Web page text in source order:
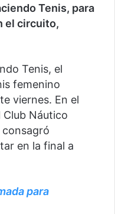
Tenis, para
el circuito,
Tenis, el
femenino
viernes. En el
Náutico
consagró
en la final a
para